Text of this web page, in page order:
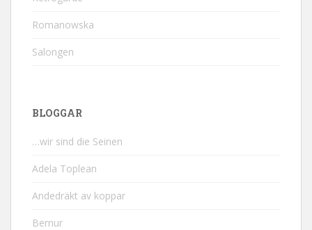
Romanowska
Salongen
BLOGGAR
…wir sind die Seinen
Adela Toplean
Andedräkt av koppar
Bernur